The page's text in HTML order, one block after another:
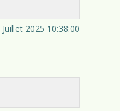
Juillet 2025 10:38:00